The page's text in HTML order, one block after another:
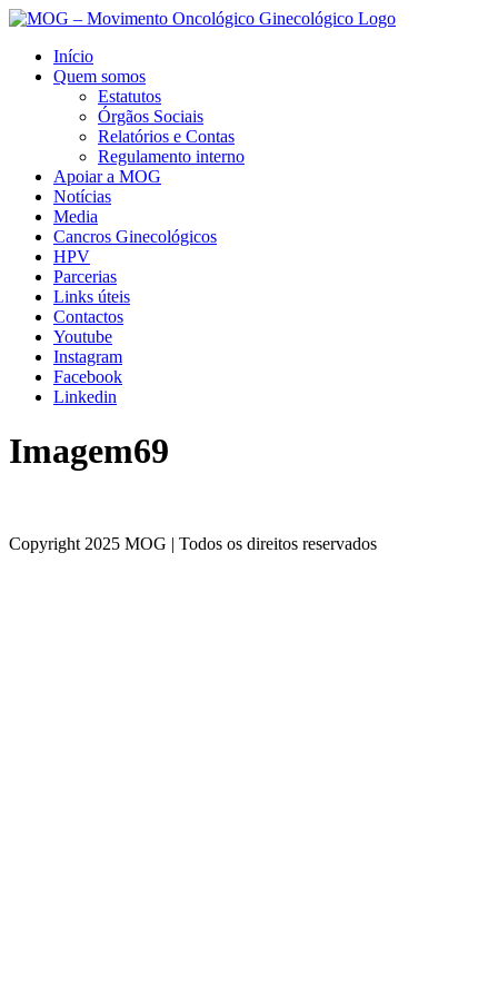
Início
Quem somos
Estatutos
Órgãos Sociais
Relatórios e Contas
Regulamento interno
Apoiar a MOG
Notícias
Media
Cancros Ginecológicos
HPV
Parcerias
Links úteis
Contactos
Youtube
Instagram
Facebook
Linkedin
Imagem69
Copyright 2025 MOG | Todos os direitos reservados